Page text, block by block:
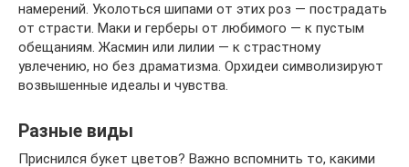
намерений. Уколоться шипами от этих роз — пострадать
от страсти. Маки и герберы от любимого — к пустым
обещаниям. Жасмин или лилии — к страстному
увлечению, но без драматизма. Орхидеи символизируют
возвышенные идеалы и чувства.
Разные виды
Приснился букет цветов? Важно вспомнить то, какими